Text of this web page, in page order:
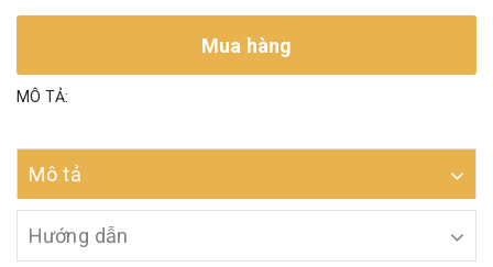
Mua hàng
MÔ TẢ:
Mô tả
Hướng dẫn